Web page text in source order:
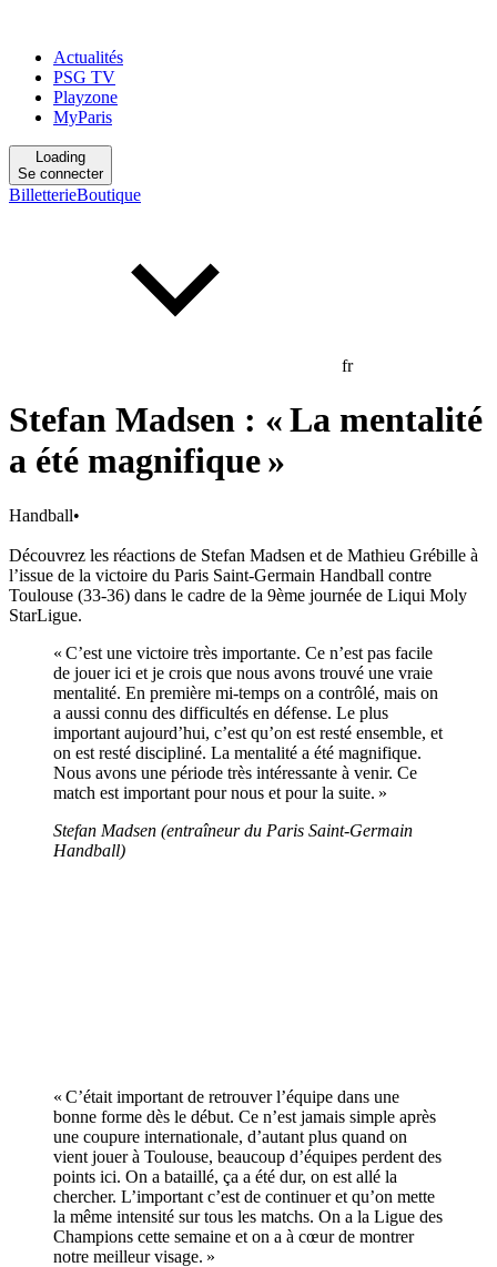
Actualités
PSG TV
Playzone
MyParis
Loading
Se connecter
BilletterieBoutique
fr
Stefan Madsen : « La mentalité
a été magnifique »
Handball•
Découvrez les réactions de Stefan Madsen et de Mathieu Grébille à
l’issue de la victoire du Paris Saint-Germain Handball contre
Toulouse (33-36) dans le cadre de la 9ème journée de Liqui Moly
StarLigue.
« C’est une victoire très importante. Ce n’est pas facile
de jouer ici et je crois que nous avons trouvé une vraie
mentalité. En première mi-temps on a contrôlé, mais on
a aussi connu des difficultés en défense. Le plus
important aujourd’hui, c’est qu’on est resté ensemble, et
on est resté discipliné. La mentalité a été magnifique.
Nous avons une période très intéressante à venir. Ce
match est important pour nous et pour la suite. »
Stefan Madsen (entraîneur du Paris Saint-Germain
Handball)
« C’était important de retrouver l’équipe dans une
bonne forme dès le début. Ce n’est jamais simple après
une coupure internationale, d’autant plus quand on
vient jouer à Toulouse, beaucoup d’équipes perdent des
points ici. On a bataillé, ça a été dur, on est allé la
chercher. L’important c’est de continuer et qu’on mette
la même intensité sur tous les matchs. On a la Ligue des
Champions cette semaine et on a à cœur de montrer
notre meilleur visage. »